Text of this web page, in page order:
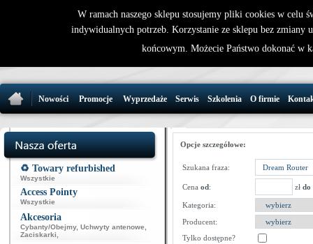
32 721 86
Nowości Promocje Wyprzedaże Serwis Szkolenia O firmie
♻️ Towary refurbished
Wszystkie
Access Pointy
Wszystkie
Akcesoria
Cybanty/Obejmy, Uchwyty antenowe
Zaciskarki
Opcje szczegółowe:
Szukana fraza:
Cena od: zł do
Kategoria:
Producent:
Tylko dostępne?
W ramach naszego sklepu stosujemy pliki cookies w celu
indywidualnych potrzeb. Korzystanie ze sklepu bez zmiany
końcowym. Możecie Państwo dokonać w